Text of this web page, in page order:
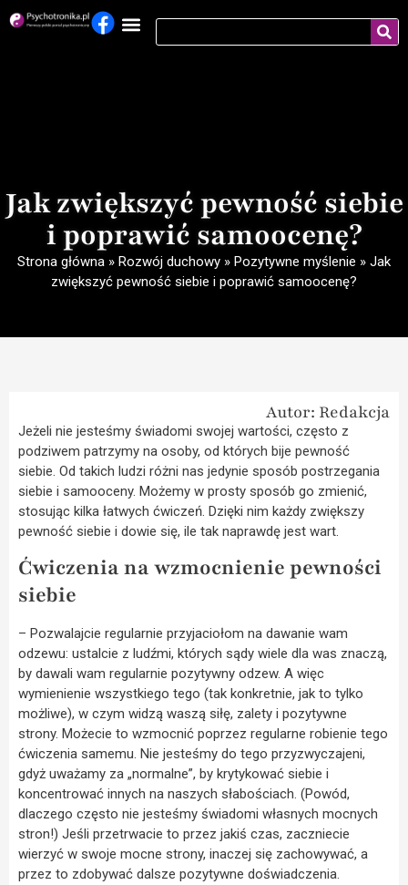
Jak zwiększyć pewność siebie
i poprawić samoocenę?
Strona główna » Rozwój duchowy » Pozytywne myślenie » Jak
zwiększyć pewność siebie i poprawić samoocenę?
Autor: Redakcja
Jeżeli nie jesteśmy świadomi swojej wartości, często z
podziwem patrzymy na osoby, od których bije pewność
siebie. Od takich ludzi różni nas jedynie sposób postrzegania
siebie i samooceny. Możemy w prosty sposób go zmienić,
stosując kilka łatwych ćwiczeń. Dzięki nim każdy zwiększy
pewność siebie i dowie się, ile tak naprawdę jest wart.
Ćwiczenia na wzmocnienie pewności
siebie
– Pozwalajcie regularnie przyjaciołom na dawanie wam
odzewu: ustalcie z ludźmi, których sądy wiele dla was znaczą,
by dawali wam regularnie pozytywny odzew. A więc
wymienienie wszystkiego tego (tak konkretnie, jak to tylko
możliwe), w czym widzą waszą siłę, zalety i pozytywne
strony. Możecie to wzmocnić poprzez regularne robienie tego
ćwiczenia samemu. Nie jesteśmy do tego przyzwyczajeni,
gdyż uważamy za „normalne”, by krytykować siebie i
koncentrować innych na naszych słabościach. (Powód,
dlaczego często nie jesteśmy świadomi własnych mocnych
stron!) Jeśli przetrwacie to przez jakiś czas, zaczniecie
wierzyć w swoje mocne strony, inaczej się zachowywać, a
przez to zdobywać dalsze pozytywne doświadczenia.